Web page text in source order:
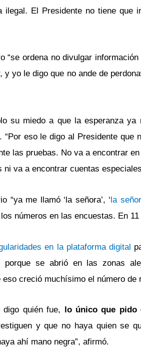
ilegal. El Presidente no tiene
“se ordena no divulgar
y yo le digo que no ande de
su miedo a que la esperanza
“Por eso le digo al Presidente
las pruebas. No va a encontrar
ni va a encontrar cuentas
“ya me llamó ‘la señora’, ‘la
números en las encuestas. En
en la plataforma digital
porque se abrió en las zonas
creció muchísimo el número de
digo quién fue,
lo único que pido
y que no haya quien se
ahí mano negra”, afirmó.